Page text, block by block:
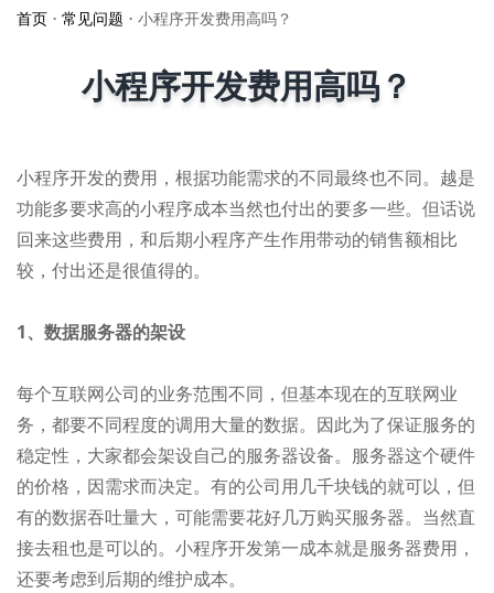
首页 • 常见问题 • 小程序开发费用高吗？
小程序开发费用高吗？
小程序开发的费用，根据功能需求的不同最终也不同。越是
功能多要求高的小程序成本当然也付出的要多一些。但话说
回来这些费用，和后期小程序产生作用带动的销售额相比
较，付出还是很值得的。
1、数据服务器的架设
每个互联网公司的业务范围不同，但基本现在的互联网业
务，都要不同程度的调用大量的数据。因此为了保证服务的
稳定性，大家都会架设自己的服务器设备。服务器这个硬件
的价格，因需求而决定。有的公司用几千块钱的就可以，但
有的数据吞吐量大，可能需要花好几万购买服务器。当然直
接去租也是可以的。小程序开发第一成本就是服务器费用，
还要考虑到后期的维护成本。